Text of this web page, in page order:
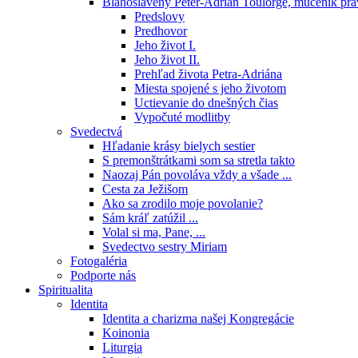
Predslovy
Predhovor
Jeho život I.
Jeho život II.
Prehľad života Petra-Adriána
Miesta spojené s jeho životom
Uctievanie do dnešných čias
Vypočuté modlitby
Svedectvá
Hľadanie krásy bielych sestier
S premonštrátkami som sa stretla takto
Naozaj Pán povoláva vždy a všade ...
Cesta za Ježišom
Ako sa zrodilo moje povolanie?
Sám kráľ zatúžil ...
Volal si ma, Pane, ...
Svedectvo sestry Miriam
Fotogaléria
Podporte nás
Spiritualita
Identita
Identita a charizma našej Kongregácie
Koinonia
Liturgia